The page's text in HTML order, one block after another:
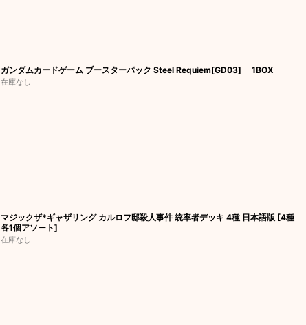
ガンダムカードゲーム ブースターパック Steel Requiem[GD03] 1BOX
在庫なし
マジックザ*ギャザリング カルロフ邸殺人事件 統率者デッキ 4種 日本語版 [4種
各1個アソート]
在庫なし